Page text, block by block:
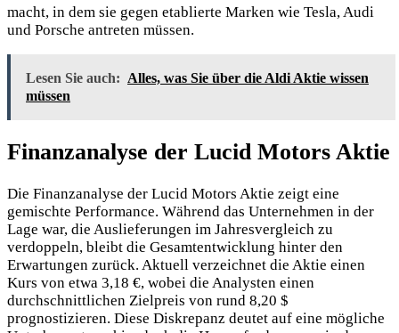
macht, in dem sie gegen etablierte Marken wie Tesla, Audi
und Porsche antreten müssen.
Lesen Sie auch: Alles, was Sie über die Aldi Aktie wissen
müssen
Finanzanalyse der Lucid Motors Aktie
Die Finanzanalyse der Lucid Motors Aktie zeigt eine
gemischte Performance. Während das Unternehmen in der
Lage war, die Auslieferungen im Jahresvergleich zu
verdoppeln, bleibt die Gesamtentwicklung hinter den
Erwartungen zurück. Aktuell verzeichnet die Aktie einen
Kurs von etwa 3,18 €, wobei die Analysten einen
durchschnittlichen Zielpreis von rund 8,20 $
prognostizieren. Diese Diskrepanz deutet auf eine mögliche